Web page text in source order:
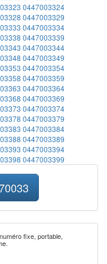
0447003324
0447003329
0447003334
0447003339
0447003344
0447003349
0447003354
0447003359
0447003364
0447003369
0447003374
0447003379
0447003384
0447003389
0447003394
0447003399
fixe, portable,